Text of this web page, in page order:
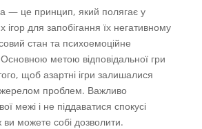
— це принцип, який полягає у
ігор для запобігання їх негативному
стан та психоемоційне
метою відповідальної гри
щоб азартні ігри залишалися
проблем. Важливо
межі і не піддаватися спокусі
ви можете собі дозволити.